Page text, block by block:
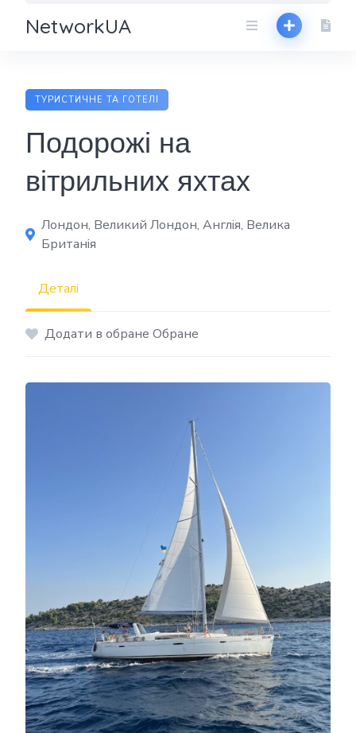
NetworkUA
ТУРИСТИЧНЕ ТА ГОТЕЛІ
Подорожі на
вітрильних яхтах
Лондон, Великий Лондон, Англія, Велика
Британія
Деталі
Додати в обране Обране